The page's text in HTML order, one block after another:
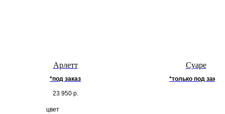
Арлетт
*под заказ
23 950 р.
цвет
Суаре
*только под заказ